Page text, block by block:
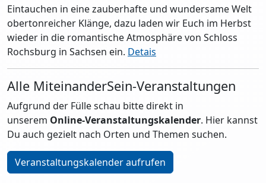
Eintauchen in eine zauberhafte und wundersame Welt
obertonreicher Klänge, dazu laden wir Euch im Herbst
wieder in die romantische Atmosphäre von Schloss
Rochsburg in Sachsen ein. Detais
Alle MiteinanderSein-Veranstaltungen
Aufgrund der Fülle schau bitte direkt in
unserem Online-Veranstaltungskalender. Hier kannst
Du auch gezielt nach Orten und Themen suchen.
Veranstaltungskalender aufrufen